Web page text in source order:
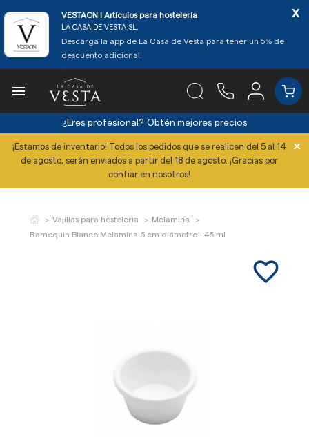
VESTAON l Artículos para hostelería
LA CASA DE VESTA SL.
Descarga la app de La Casa de Vesta para tener un 5% de
descuento adicional.
x

¿Eres profesional? Obtén mejores precios
¡Estamos de inventario! Todos los pedidos que se realicen del 5 al 14
de agosto, serán enviados a partir del 18 de agosto. ¡Gracias por
confiar en nosotros!
×
Vajillas para hostelería
Melamina
Ramequin Blanco Melamina 6 cm diámetro - 45 ml
favorite_border